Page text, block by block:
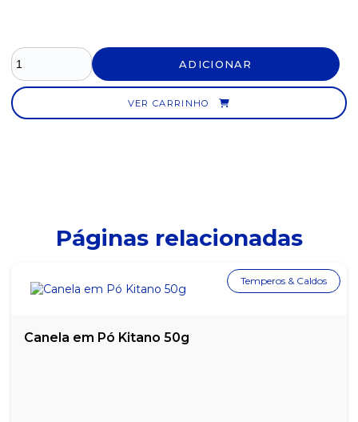
FUBÁ MIMOSO YOKI 1KG
FUBÁ MIMOSO YOKI 500G
ADICIONAR
VER CARRINHO
Páginas relacionadas
Canela em Pó Kitano 50g
Temperos & Caldos